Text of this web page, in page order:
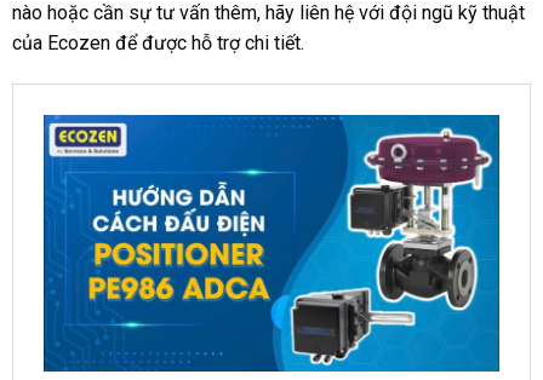
nào hoặc cần sự tư vấn thêm, hãy liên hệ với đội ngũ kỹ thuật
của Ecozen để được hỗ trợ chi tiết.